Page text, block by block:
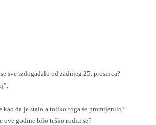
sve izdogađalo od zadnjeg 25. prosinca?
kao da je stalo a toliko toga se promijenilo?
ove godine bilo teško roditi se?